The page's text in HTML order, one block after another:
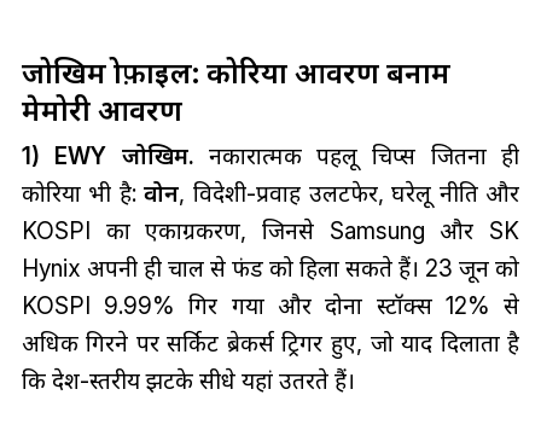
जोखिम प्रोफ़ाइल: कोरिया आवरण बनाम
मेमोरी आवरण
1) EWY जोखिम. नकारात्मक पहलू चिप्स जितना ही
कोरिया भी है:वोन, विदेशी-प्रवाह उलटफेर, घरेलू नीति और
KOSPI का एकाग्रकरण, जिनसे Samsung और SK
Hynix अपनी ही चाल से फंड को हिला सकते हैं। 23 जून को
KOSPI 9.99% गिर गया और दोनों स्टॉक्स 12% से
अधिक गिरने पर सर्किट ब्रेकर्स ट्रिगर हुए, जो याद दिलाता है
कि देश-स्तरीय झटके सीधे यहां उतरते हैं।